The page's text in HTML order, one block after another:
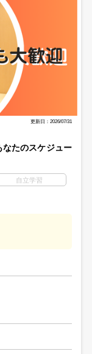
更新日：2026/07/31
たのスケジュー
自立学習